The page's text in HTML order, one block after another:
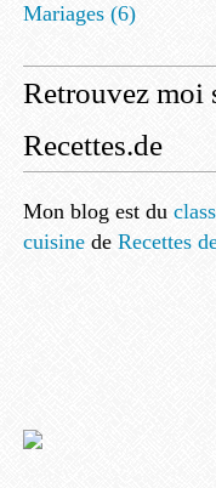
Mariages (6)
Retrouvez moi
Recettes.de
Mon blog est du
cuisine de Recettes